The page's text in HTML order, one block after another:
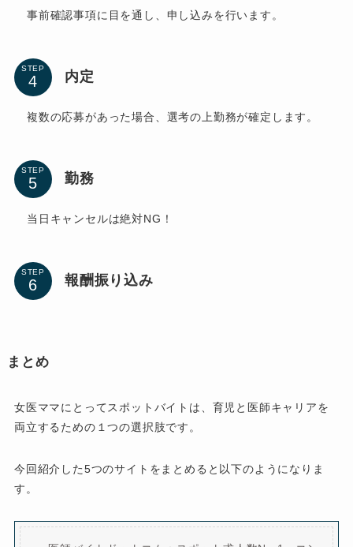
事前確認事項に目を通し、申し込みを行います。
STEP
内定
複数の応募があった場合、選考の上勤務が確定します。
STEP
勤務
当日キャンセルは絶対NG！
STEP
報酬振り込み
まとめ
女医ママにとってスポットバイトは、育児と医師キャリアを
両立するための１つの選択肢です。
今回紹介した5つのサイトをまとめると以下のようになりま
す。